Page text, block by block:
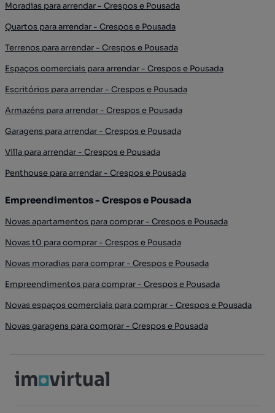
Moradias para arrendar - Crespos e Pousada
Quartos para arrendar - Crespos e Pousada
Terrenos para arrendar - Crespos e Pousada
Espaços comerciais para arrendar - Crespos e Pousada
Escritórios para arrendar - Crespos e Pousada
Armazéns para arrendar - Crespos e Pousada
Garagens para arrendar - Crespos e Pousada
Villa para arrendar - Crespos e Pousada
Penthouse para arrendar - Crespos e Pousada
Empreendimentos - Crespos e Pousada
Novas apartamentos para comprar - Crespos e Pousada
Novas t0 para comprar - Crespos e Pousada
Novas moradias para comprar - Crespos e Pousada
Empreendimentos para comprar - Crespos e Pousada
Novas espaços comerciais para comprar - Crespos e Pousada
Novas garagens para comprar - Crespos e Pousada